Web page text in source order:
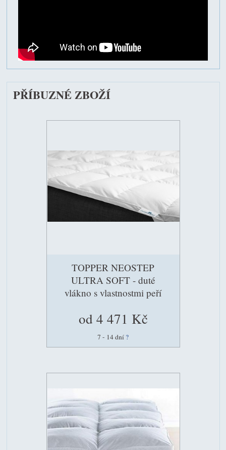
PŘÍBUZNÉ ZBOŽÍ
TOPPER NEOSTEP
ULTRA SOFT - duté
vlákno s vlastnostmi peří
od 4 471 Kč
7 - 14 dní ?